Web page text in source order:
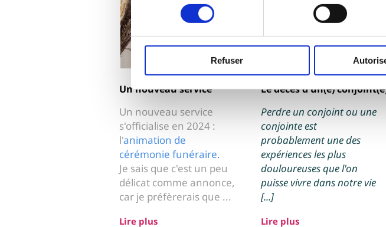
consentement
Refuser
Un nouveau service
Un nouveau service
s'officialise en 2024 :
l'animation de
cérémonie funéraire.
Je sais que c'est un peu
délicat comme annonce,
car je préfèrerais que ...
Lire plus
Le décès d'un(e)
Perdre un conjoint ou une
conjointe est
probablement une des
expériences les plus
douloureuses que l'on
puisse vivre dans notre vie
[...]
Lire plus